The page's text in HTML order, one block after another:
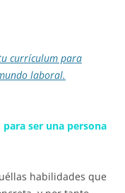
currículum para
laboral.
ser una persona
habilidades que